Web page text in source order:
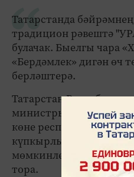
Татарстанда
традицион рәвештә
булачак. Быелгы чара
«Бердәмлек» дигән өч
берләштерә.
Татарстан
министры Азат
көне республика
күпкырлылыгын һәм
мөмкинлекләрне
тора.